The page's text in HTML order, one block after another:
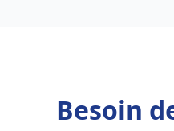
Besoin